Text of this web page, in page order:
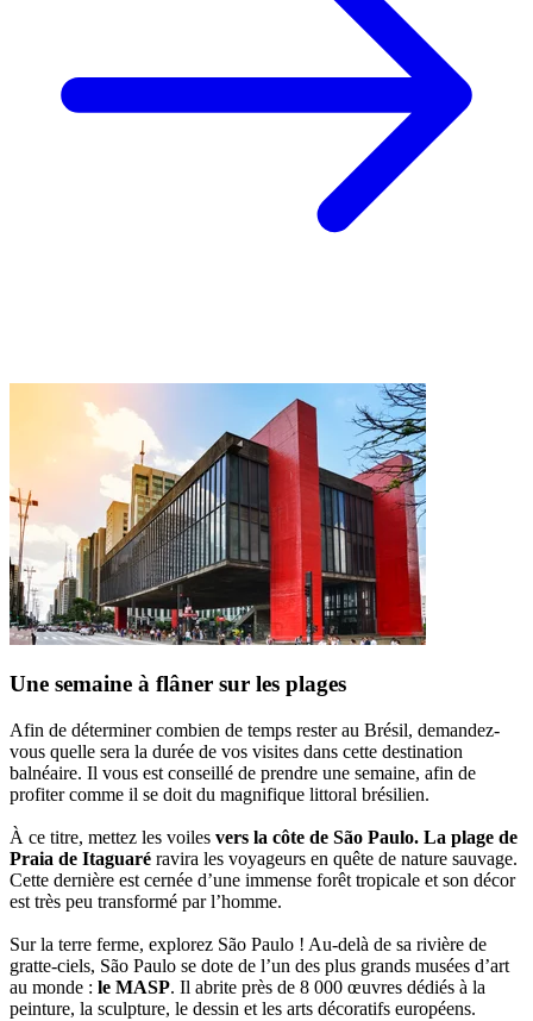
Une semaine à flâner sur les plages
Afin de déterminer combien de temps rester au Brésil, demandez-
vous quelle sera la durée de vos visites dans cette destination
balnéaire. Il vous est conseillé de prendre une semaine, afin de
profiter comme il se doit du magnifique littoral brésilien.
À ce titre, mettez les voiles vers la côte de São Paulo. La plage de
Praia de Itaguaré ravira les voyageurs en quête de nature sauvage.
Cette dernière est cernée d’une immense forêt tropicale et son décor
est très peu transformé par l’homme.
Sur la terre ferme, explorez São Paulo ! Au-delà de sa rivière de
gratte-ciels, São Paulo se dote de l’un des plus grands musées d’art
au monde : le MASP. Il abrite près de 8 000 œuvres dédiés à la
peinture, la sculpture, le dessin et les arts décoratifs européens.